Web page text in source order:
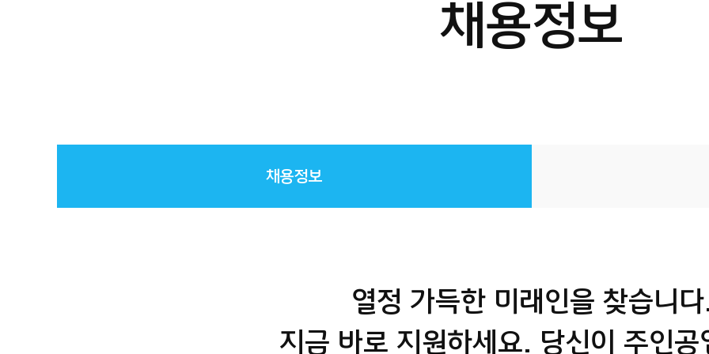
채용정보
채용정보
열정 가득한 미래인을 찾습니
지금 바로 지원하세요. 당신이 주인공